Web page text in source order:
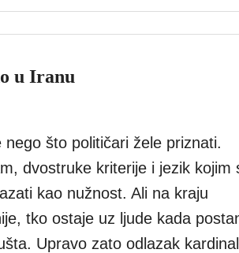
u Iranu
što političari žele priznati.
dvostruke kriterije i jezik kojim
kao nužnost. Ali na kraju
tko ostaje uz ljude kada
Upravo zato odlazak